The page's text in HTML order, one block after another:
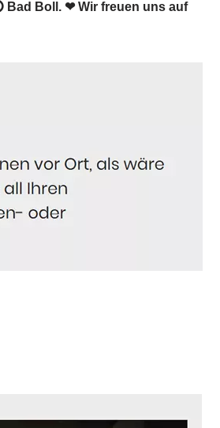
Bad Boll. ❤ Wir freuen uns auf